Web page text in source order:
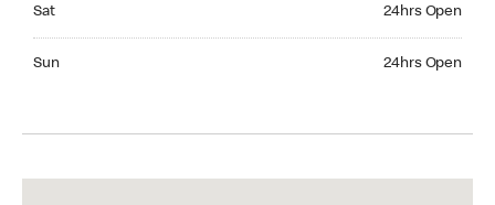
Sat 24hrs Open
Sun 24hrs Open